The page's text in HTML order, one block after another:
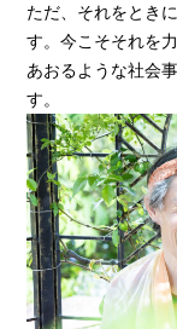
ただ、それをとき
す。今こそそれを
あおるような社会
す。